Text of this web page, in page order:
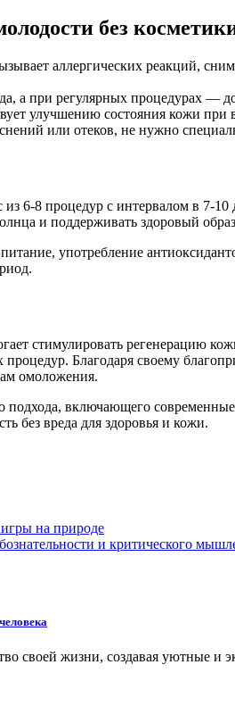
без
аллергических реакций,
а при регулярных процедурах —
улучшению состояния кожи при
или отеков, не нужно
из 6-8 процедур с интервалом в
и поддерживать здоровый
употребление
стимулировать регенерацию
Благодаря своему
омоложения.
включающего
без вреда для здоровья и кожи.
игры на природе
и критического
своей жизни, создавая уютные и